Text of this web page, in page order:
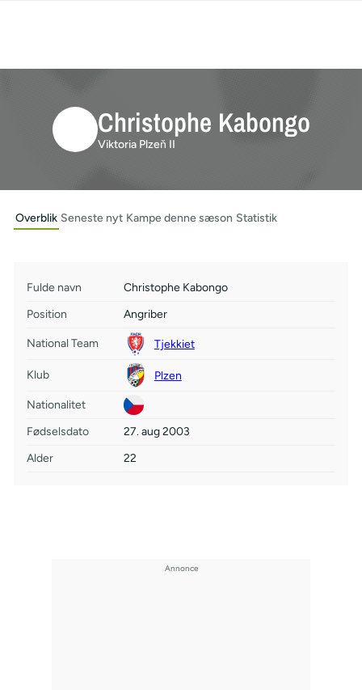
Christophe Kabongo
Viktoria Plzeň II
Overblik Seneste nyt Kampe denne sæson Statistik
Fulde navn
Christophe Kabongo
Position
Angriber
National Team Tjekkiet
Klub Plzen
Nationalitet
Fødselsdato
27. aug 2003
Alder
22